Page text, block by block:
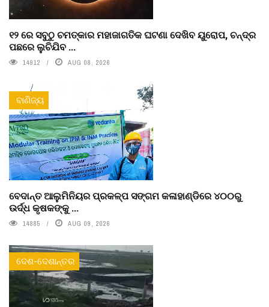
୧୨ ରେ ସବୁଠୁ ଚମତ୍କାର ମହାଜାଗତିକ ଘଟଣା ଦେଖିବ ୟୁରୋପ, ଚନ୍ଦ୍ର
ପଛରେ ଲୁଚିଯିବ ...
14912 AUG 08, 2026
ବାଣିଜ୍ୟ
ବେଦାନ୍ତ ଆଲୁମିନିୟର ପ୍ରକଳ୍ପ ସଙ୍ଗମ କଳାହାଣ୍ଡିରେ ୪୦୦ରୁ
ଉର୍ଦ୍ଧ କୃଷକଙ୍କୁ ...
14885 AUG 09, 2026
ଦେଶ-ଦେଶାନ୍ତର